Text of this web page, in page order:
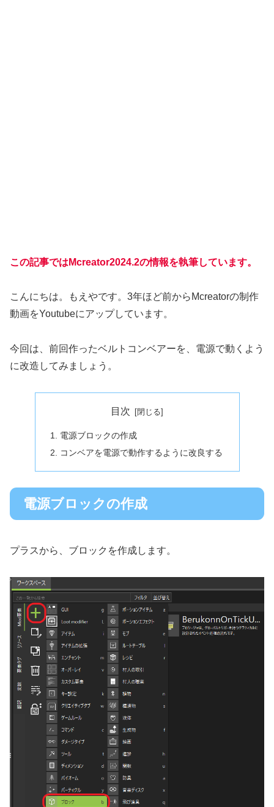
この記事ではMcreator2024.2の情報を執筆しています。
こんにちは。もえやです。3年ほど前からMcreatorの制作
動画をYoutubeにアップしています。
今回は、前回作ったベルトコンベアーを、電源で動くよう
に改造してみましょう。
目次
電源ブロックの作成
コンベアを電源で動作するように改良する
電源ブロックの作成
プラスから、ブロックを作成します。